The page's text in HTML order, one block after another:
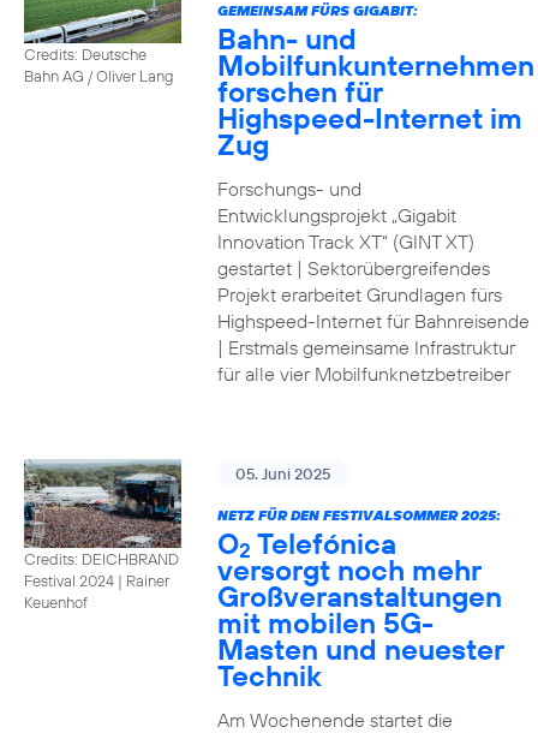
Credits: Deutsche
Bahn AG / Oliver Lang
GEMEINSAM FÜRS GIGABIT:
Bahn- und
Mobilfunkunternehmen
forschen für
Highspeed-Internet im
Zug
Forschungs- und
Entwicklungsprojekt „Gigabit
Innovation Track XT“ (GINT XT)
gestartet | Sektorübergreifendes
Projekt erarbeitet Grundlagen fürs
Highspeed-Internet für Bahnreisende
| Erstmals gemeinsame Infrastruktur
für alle vier Mobilfunknetzbetreiber
Credits: DEICHBRAND
Festival 2024 | Rainer
Keuenhof
05. Juni 2025
NETZ FÜR DEN FESTIVALSOMMER 2025:
O2 Telefónica
versorgt noch mehr
Großveranstaltungen
mit mobilen 5G-
Masten und neuester
Technik
Am Wochenende startet die